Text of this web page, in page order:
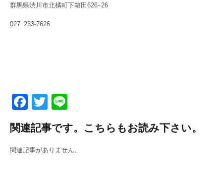
群馬県渋川市北橘町下箱田626ｰ26
027ｰ233-7626
F
a
c
e
T
tt
er
e
関連記事です。こちらもお読み下さい。
関連記事がありません。